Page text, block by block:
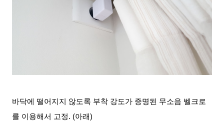
바닥에 떨어지지 않도록 부착 강도가 증명된 무소음 벨크로
를 이용해서 고정. (아래)